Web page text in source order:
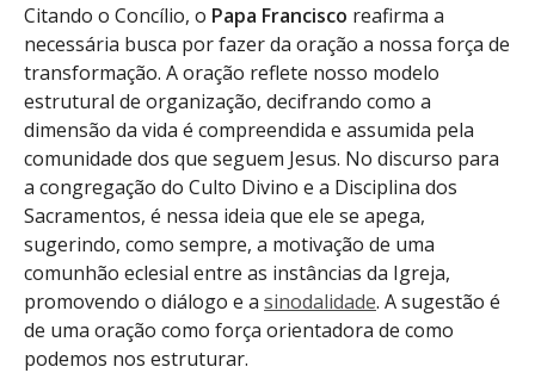
Citando o Concílio, o Papa Francisco reafirma a
necessária busca por fazer da oração a nossa força de
transformação. A oração reflete nosso modelo
estrutural de organização, decifrando como a
dimensão da vida é compreendida e assumida pela
comunidade dos que seguem Jesus. No discurso para
a congregação do Culto Divino e a Disciplina dos
Sacramentos, é nessa ideia que ele se apega,
sugerindo, como sempre, a motivação de uma
comunhão eclesial entre as instâncias da Igreja,
promovendo o diálogo e a sinodalidade. A sugestão é
de uma oração como força orientadora de como
podemos nos estruturar.